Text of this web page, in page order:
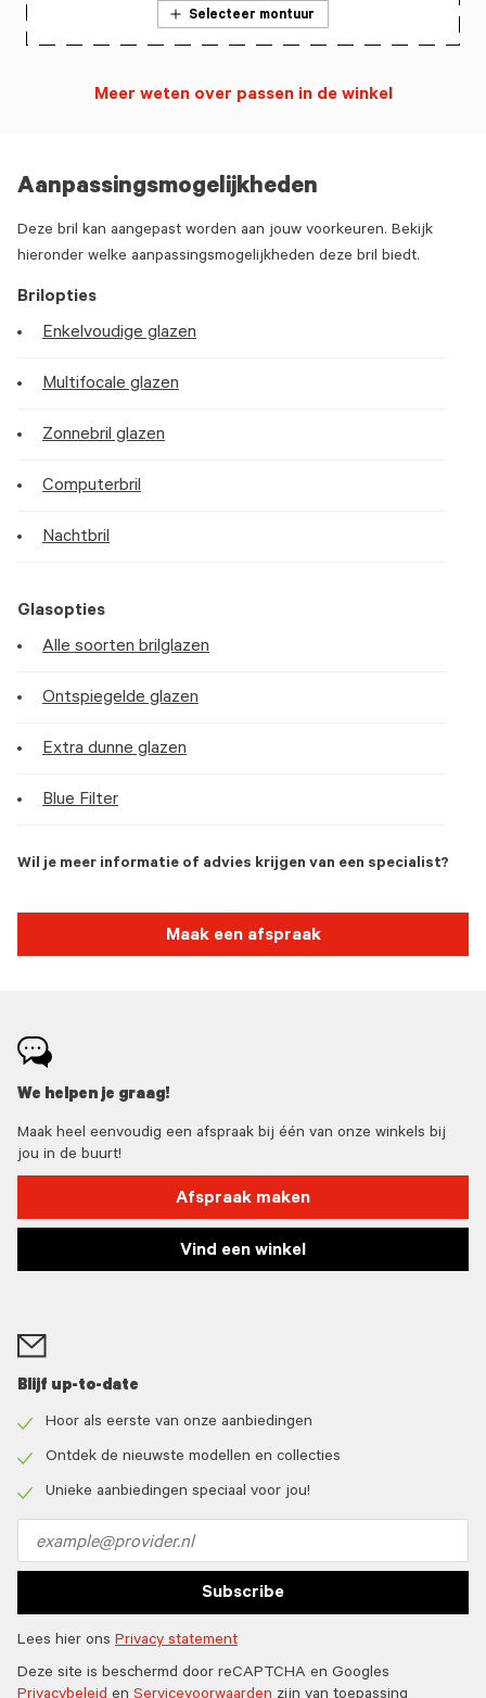
Aanpassingsmogelijkheden
Deze bril kan aangepast worden aan jouw voorkeuren. Bekijk
hieronder welke aanpassingsmogelijkheden deze bril biedt.
Brilopties
Enkelvoudige glazen
Multifocale glazen
Zonnebril glazen
Computerbril
Nachtbril
Glasopties
Alle soorten brilglazen
Ontspiegelde glazen
Extra dunne glazen
Blue Filter
Wil je meer informatie of advies krijgen van een specialist?
Maak een afspraak
Selecteer montuur
Meer weten over passen in de winkel
We helpen je graag!
Maak heel eenvoudig een afspraak bij één van onze winkels bij
jou in de buurt!
Afspraak maken
Vind een winkel
Blijf up-to-date
icon
Hoor als eerste van onze aanbiedingen
icon
Ontdek de nieuwste modellen en collecties
Unieke aanbiedingen speciaal voor jou!
address
Subscribe
Lees hier ons Privacy statement
Deze site is beschermd door reCAPTCHA en Googles